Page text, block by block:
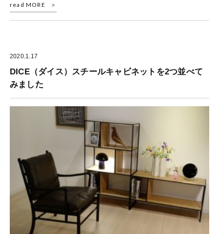
read MORE
2020.1.17
DICE（ダイス）スチールキャビネットを2つ並べて
みました